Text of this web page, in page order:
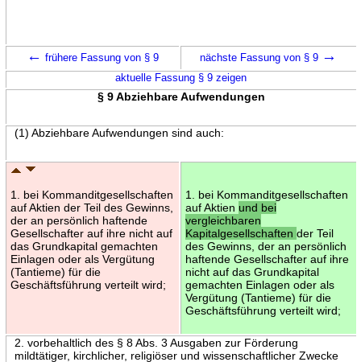
← frühere Fassung von § 9 nächste Fassung von § 9 →
aktuelle Fassung § 9 zeigen
§ 9 Abziehbare Aufwendungen
(1) Abziehbare Aufwendungen sind auch:
1. bei Kommanditgesellschaften
auf Aktien der Teil des Gewinns,
der an persönlich haftende
Gesellschafter auf ihre nicht auf
das Grundkapital gemachten
Einlagen oder als Vergütung
(Tantieme) für die
Geschäftsführung verteilt wird;
1. bei Kommanditgesellschaften
auf Aktien und bei
vergleichbaren
Kapitalgesellschaften der Teil
des Gewinns, der an persönlich
haftende Gesellschafter auf ihre
nicht auf das Grundkapital
gemachten Einlagen oder als
Vergütung (Tantieme) für die
Geschäftsführung verteilt wird;
2. vorbehaltlich des § 8 Abs. 3 Ausgaben zur Förderung
mildtätiger, kirchlicher, religiöser und wissenschaftlicher Zwecke